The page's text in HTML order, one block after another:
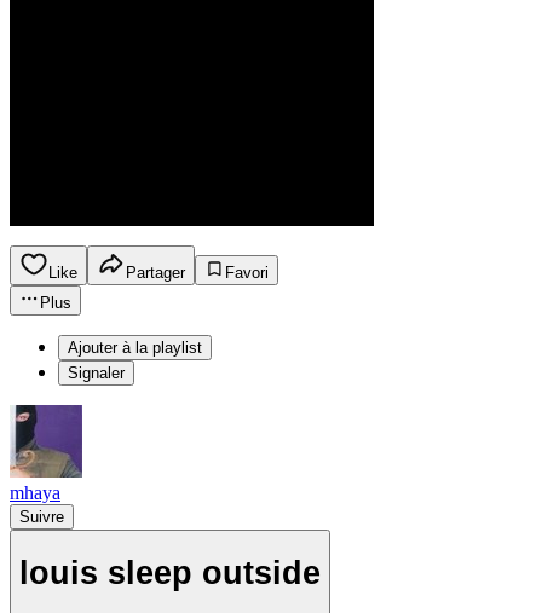
Like Partager
Favori
Plus
Ajouter à la playlist
Signaler
mhaya
Suivre
louis sleep outside